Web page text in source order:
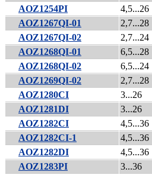
AOZ1254PI
4,5...26
AOZ1267QI-01
2,7...28
AOZ1267QI-02
2,7...24
AOZ1268QI-01
6,5...28
AOZ1268QI-02
6,5...24
AOZ1269QI-02
2,7...28
AOZ1280CI
3...26
AOZ1281DI
3...26
AOZ1282CI
4,5...36
AOZ1282CI-1
4,5...36
AOZ1282DI
4,5...36
AOZ1283PI
3...36